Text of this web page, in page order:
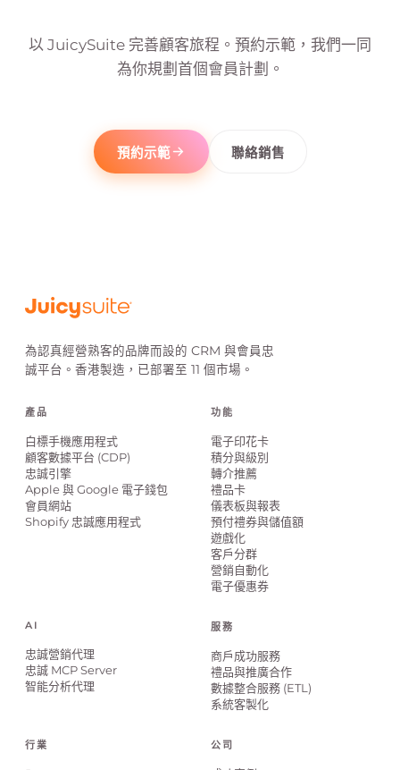
以 JuicySuite 完善顧客旅程。預約示範，我們一同
為你規劃首個會員計劃。
預約示範 聯絡銷售
為認真經營熟客的品牌而設的 CRM 與會員忠
誠平台。香港製造，已部署至 11 個市場。
產品
白標手機應用程式
顧客數據平台 (CDP)
忠誠引擎
Apple 與 Google 電子錢包
會員網站
Shopify 忠誠應用程式
功能
電子印花卡
積分與級別
轉介推薦
禮品卡
儀表板與報表
預付禮券與儲值額
遊戲化
客戶分群
營銷自動化
電子優惠券
AI
忠誠營銷代理
忠誠 MCP Server
智能分析代理
服務
商戶成功服務
禮品與推廣合作
數據整合服務 (ETL)
系統客製化
行業 公司